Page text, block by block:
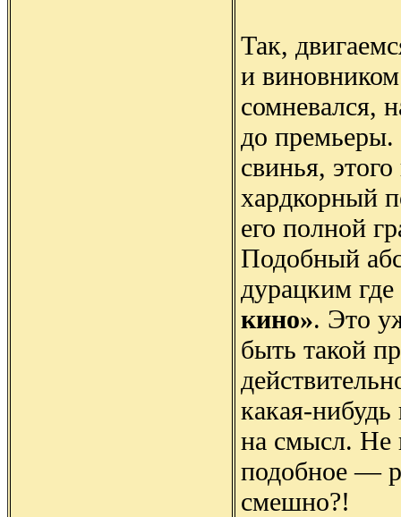
Так,
и
сомневался,
до
свинья,
хардкорный
его полной
Подобный
дурацким
кино». Это
быть такой
какая-
на смысл. Не
подобное —
смешно?!